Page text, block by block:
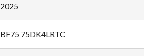
2025
BF75 75DK4LRTC